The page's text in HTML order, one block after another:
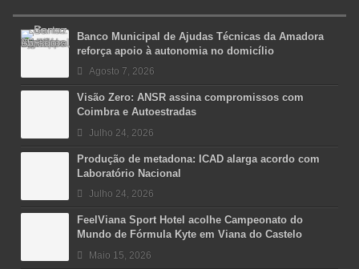
Banco Municipal de Ajudas Técnicas da Amadora
reforça apoio à autonomia no domicílio
Agosto 7, 2026
Visão Zero: ANSR assina compromissos com
Coimbra e Autoestradas
Julho 24, 2026
Produção de metadona: ICAD alarga acordo com
Laboratório Nacional
Julho 24, 2026
FeelViana Sport Hotel acolhe Campeonato do
Mundo de Fórmula Kyte em Viana do Castelo
Maio 15, 2026